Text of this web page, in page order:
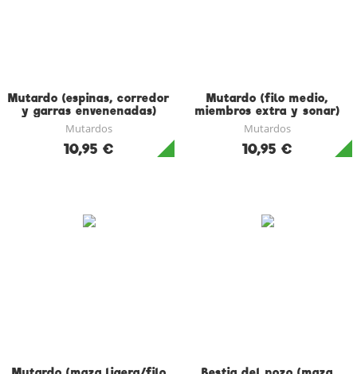
Mutardo (espinas, corredor
y garras envenenadas)
Mutardos
10,95 €
Mutardo (filo medio,
miembros extra y sonar)
Mutardos
10,95 €